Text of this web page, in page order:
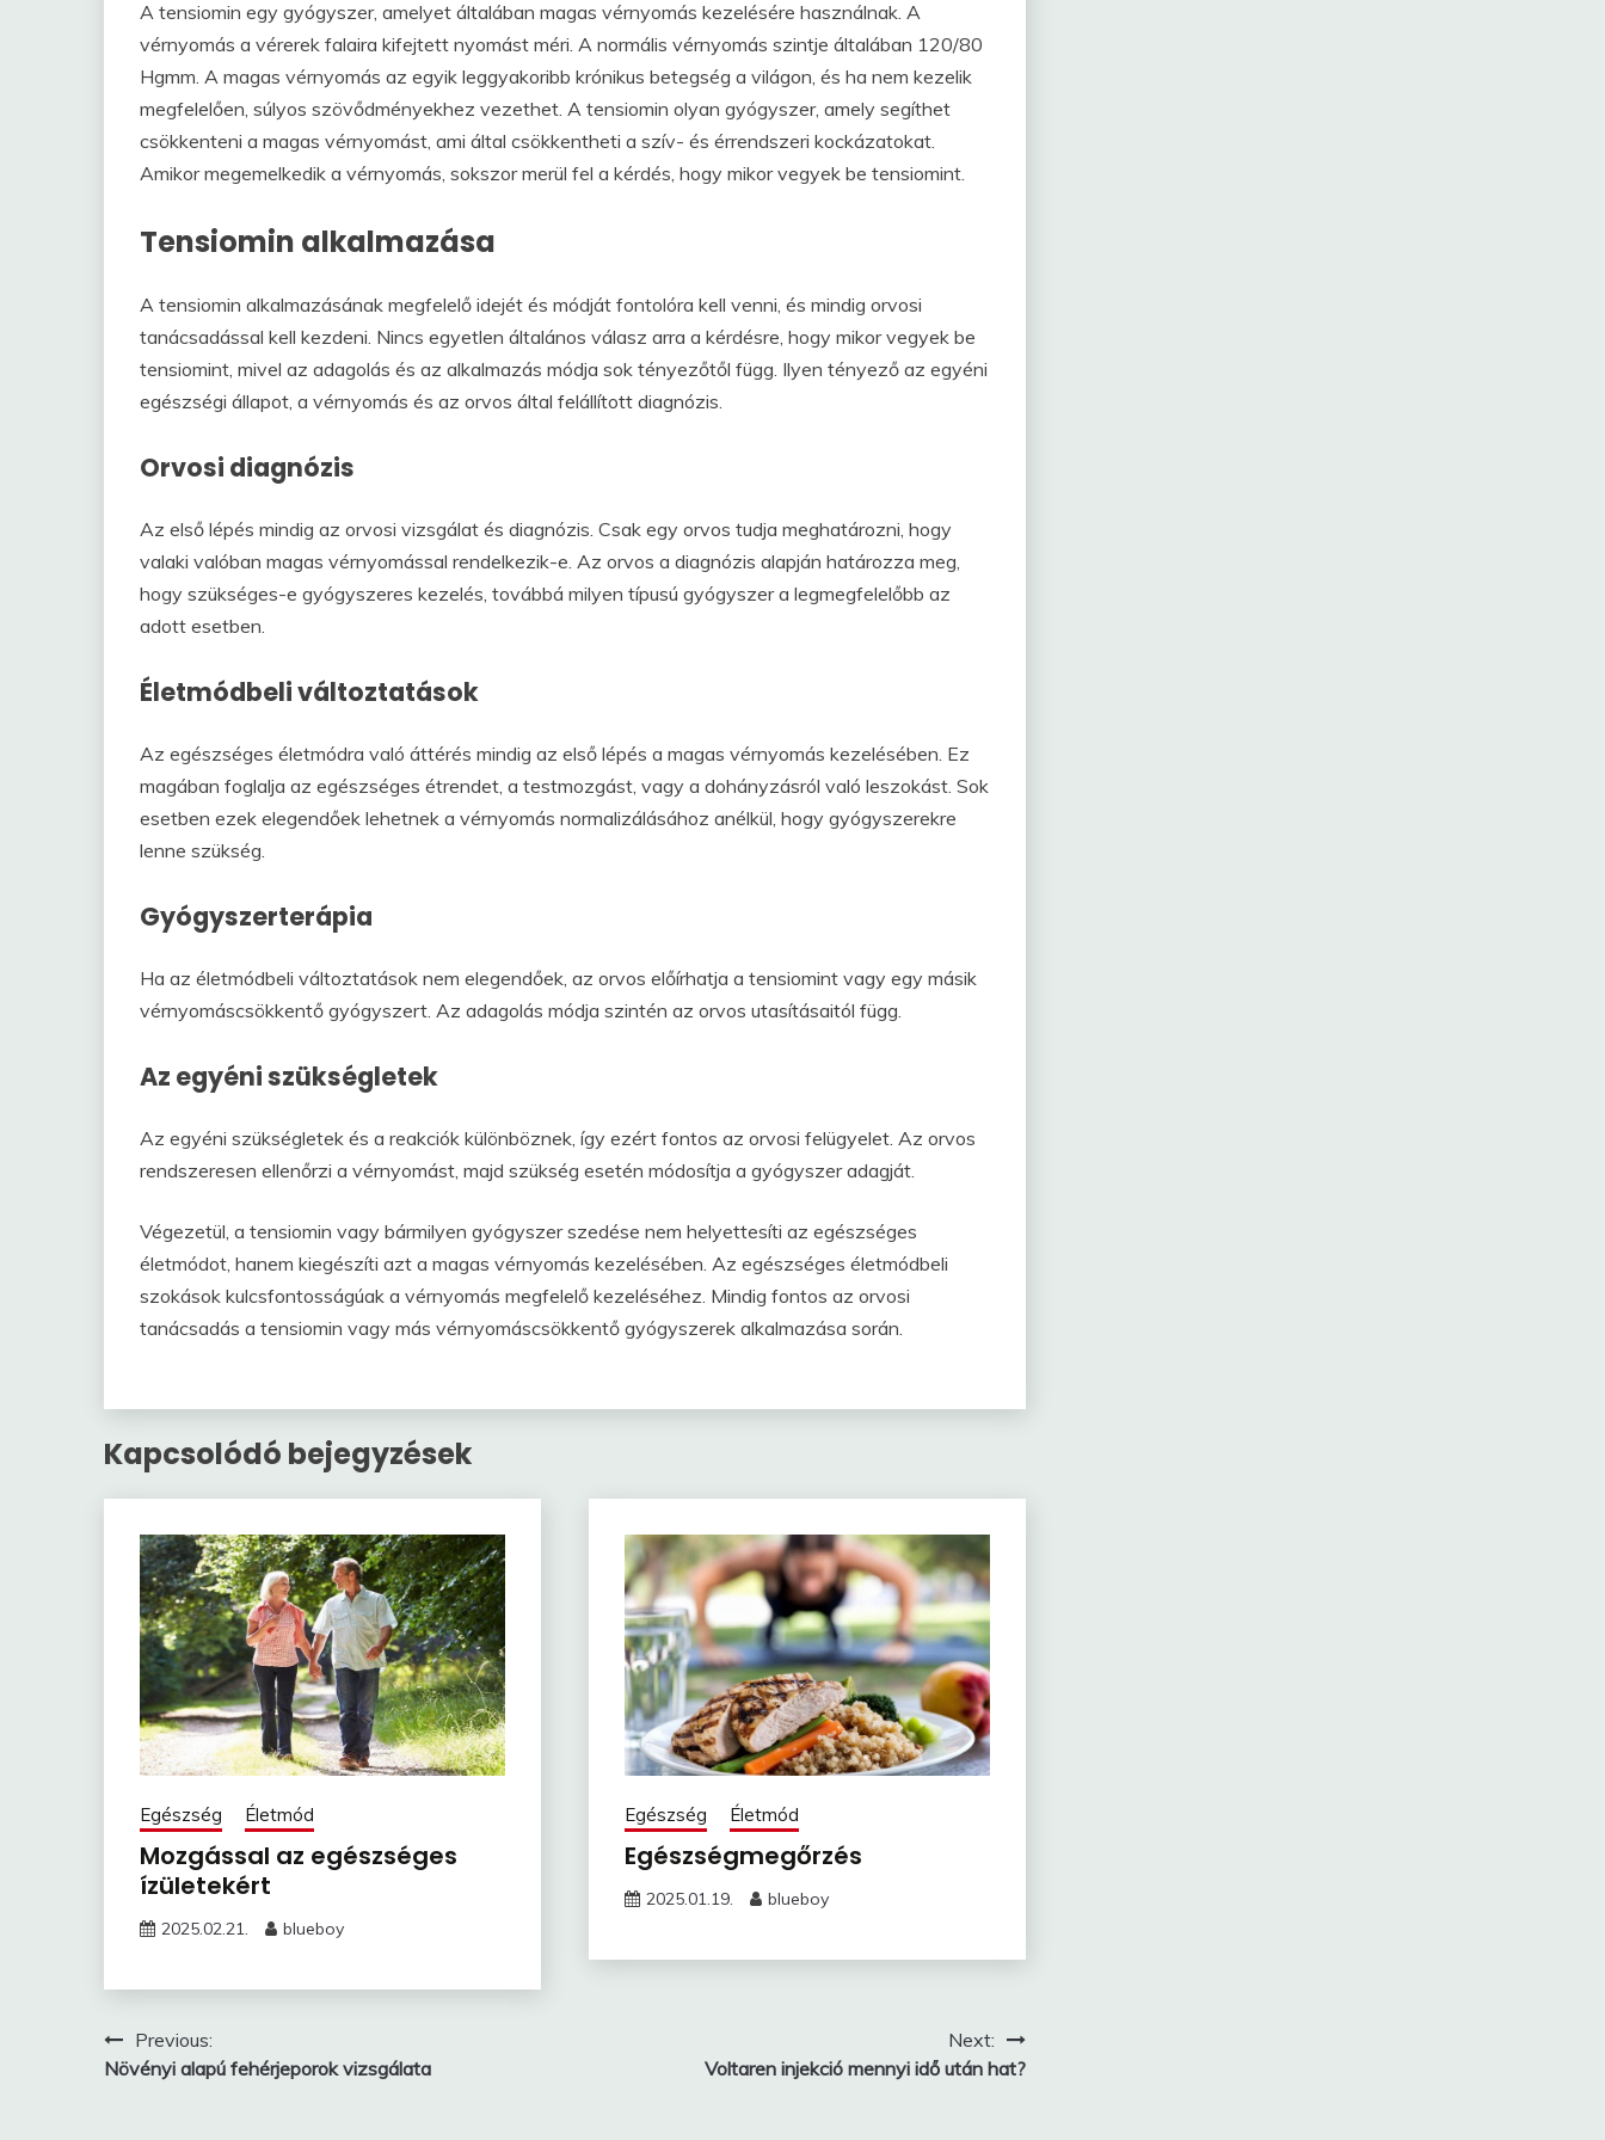
A tensiomin egy gyógyszer, amelyet általában magas vérnyomás kezelésére használnak. A
vérnyomás a vérerek falaira kifejtett nyomást méri. A normális vérnyomás szintje általában 120/80
Hgmm. A magas vérnyomás az egyik leggyakoribb krónikus betegség a világon, és ha nem kezelik
megfelelően, súlyos szövődményekhez vezethet. A tensiomin olyan gyógyszer, amely segíthet
csökkenteni a magas vérnyomást, ami által csökkentheti a szív- és érrendszeri kockázatokat.
Amikor megemelkedik a vérnyomás, sokszor merül fel a kérdés, hogy mikor vegyek be tensiomint.
Tensiomin alkalmazása
A tensiomin alkalmazásának megfelelő idejét és módját fontolóra kell venni, és mindig orvosi
tanácsadással kell kezdeni. Nincs egyetlen általános válasz arra a kérdésre, hogy mikor vegyek be
tensiomint, mivel az adagolás és az alkalmazás módja sok tényezőtől függ. Ilyen tényező az egyéni
egészségi állapot, a vérnyomás és az orvos által felállított diagnózis.
Orvosi diagnózis
Az első lépés mindig az orvosi vizsgálat és diagnózis. Csak egy orvos tudja meghatározni, hogy
valaki valóban magas vérnyomással rendelkezik-e. Az orvos a diagnózis alapján határozza meg,
hogy szükséges-e gyógyszeres kezelés, továbbá milyen típusú gyógyszer a legmegfelelőbb az
adott esetben.
Életmódbeli változtatások
Az egészséges életmódra való áttérés mindig az első lépés a magas vérnyomás kezelésében. Ez
magában foglalja az egészséges étrendet, a testmozgást, vagy a dohányzásról való leszokást. Sok
esetben ezek elegendőek lehetnek a vérnyomás normalizálásához anélkül, hogy gyógyszerekre
lenne szükség.
Gyógyszerterápia
Ha az életmódbeli változtatások nem elegendőek, az orvos előírhatja a tensiomint vagy egy másik
vérnyomáscsökkentő gyógyszert. Az adagolás módja szintén az orvos utasításaitól függ.
Az egyéni szükségletek
Az egyéni szükségletek és a reakciók különböznek, így ezért fontos az orvosi felügyelet. Az orvos
rendszeresen ellenőrzi a vérnyomást, majd szükség esetén módosítja a gyógyszer adagját.
Végezetül, a tensiomin vagy bármilyen gyógyszer szedése nem helyettesíti az egészséges
életmódot, hanem kiegészíti azt a magas vérnyomás kezelésében. Az egészséges életmódbeli
szokások kulcsfontosságúak a vérnyomás megfelelő kezeléséhez. Mindig fontos az orvosi
tanácsadás a tensiomin vagy más vérnyomáscsökkentő gyógyszerek alkalmazása során.
Kapcsolódó bejegyzések
Egészség Életmód
Mozgással az egészséges
ízületekért
2025.02.21. blueboy
Egészség Életmód
Egészségmegőrzés
2025.01.19. blueboy
Bejegyzés
navigáció
Previous:
Növényi alapú fehérjeporok vizsgálata
Next:
Voltaren injekció mennyi idő után hat?